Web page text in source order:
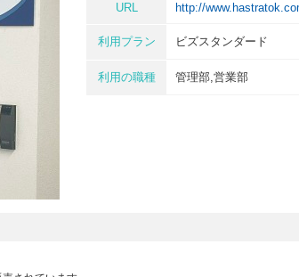
URL http://
利用プラン ビズスタンダード
利用の職種 管理部,営業部